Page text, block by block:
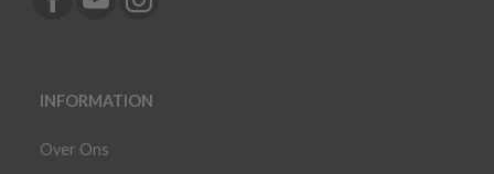
INFORMATION
Over Ons